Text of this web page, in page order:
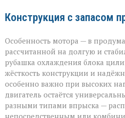
Конструкция с запасом
Особенность мотора — в
рассчитанной на долгую и
рубашка охлаждения блока
жёсткость конструкции и
особенно важно при высоких
двигатель остаётся
разными типами впрыска —